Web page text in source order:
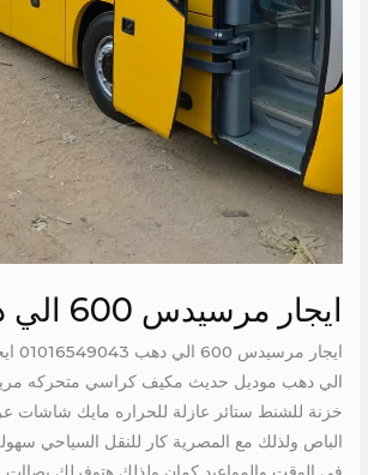
ايجار مرسيدس 600 الي دهب
الي دهب موديل حديث مكيف كراسي متحركه
خزنة للشنط ستائر عازلة للحراره مايك
الباص ولذلك مع المصرية كار للنقل السياحي